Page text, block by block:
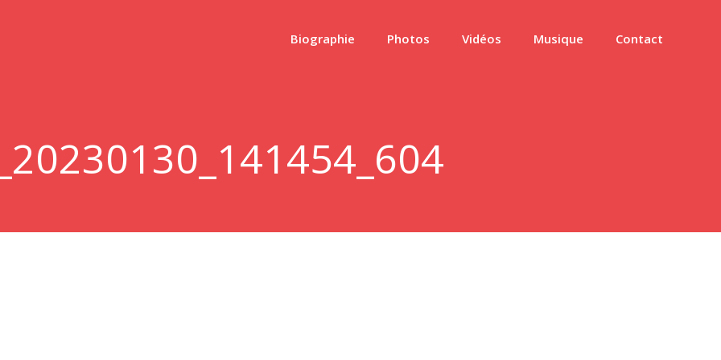
Biographie Photos Vidéos Musique Contact